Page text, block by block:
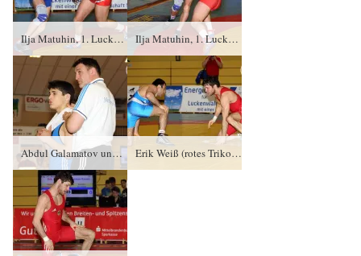
Ilja Matuhin, 1. Luckenwalder SC gegen Sebastian Wendel (blaues Trikot), RSV Rotation Greiz PS/3:1/8:1 Ilja Matuhin, 1. Luckenwalder SC gegen Sebastian Wendel (blaues Trikot), RSV Rotation Greiz PS/3:1/8:1
Abdul Galamatov und Trainer Tino Hempel, RSV Rotation Greiz Erik Weiß (rotes Trikot), RSV Hansa 90 Frankfurt/ Oder gegen Kaskyan Kaoren, RV Thalheim TÜ/4:0/9:0